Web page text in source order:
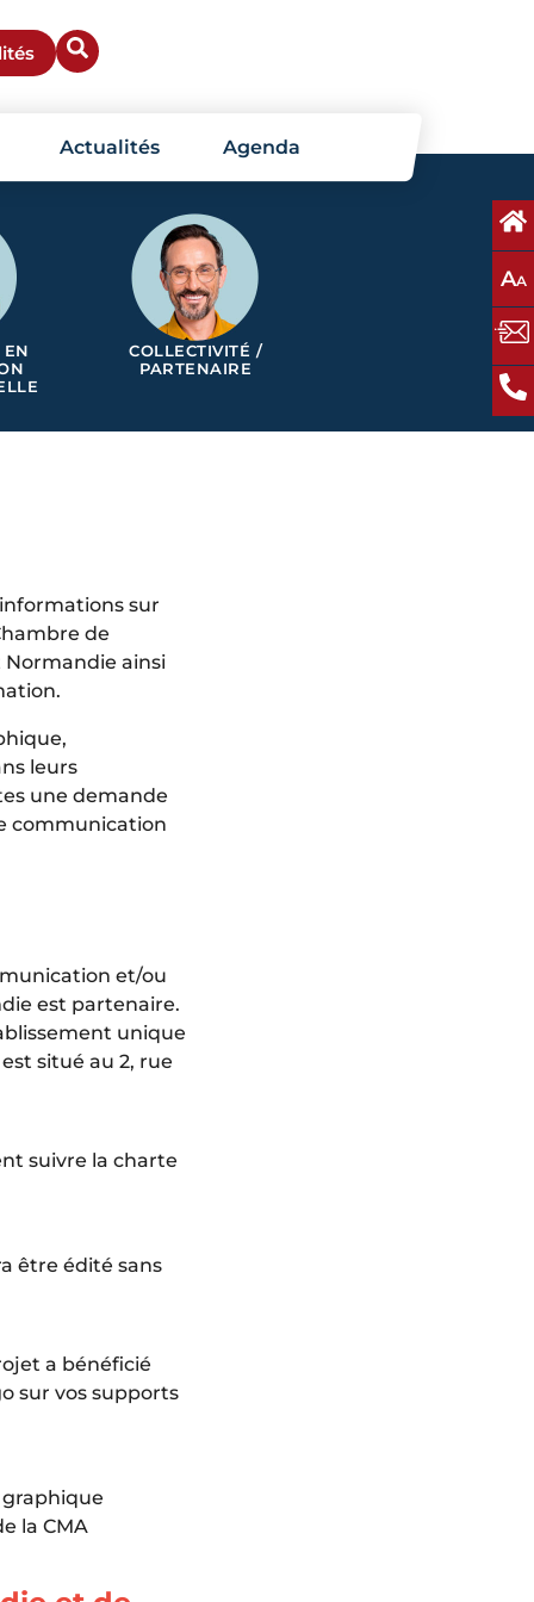
Actualités Agenda
AA
COLLECTIVITÉ /
PARTENAIRE
sur
de
Normandie ainsi
leurs
une demande
communication
et/ou
est partenaire.
unique
situé au 2, rue
suivre la charte
être édité sans
a bénéficié
sur vos supports
la CMA